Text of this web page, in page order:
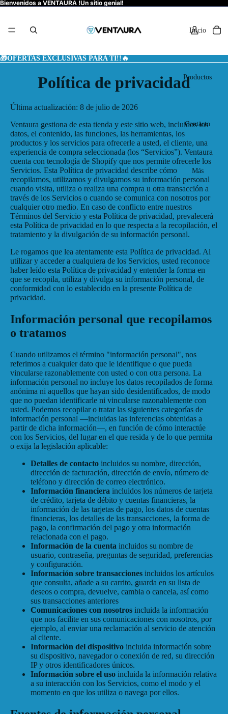
Bienvenidos a VENTAURA !Un sitio genial!
Inicio
Productos
Contacto
Más
🎁OFERTAS EXCLUSIVAS PARA TI!!🔥
Política de privacidad
Última actualización: 8 de julio de 2026
Ventaura gestiona de esta tienda y este sitio web, incluidos los
datos, el contenido, las funciones, las herramientas, los
productos y los servicios para ofrecerle a usted, el cliente, una
experiencia de compra seleccionada (los “Servicios”). Ventaura
cuenta con tecnología de Shopify que nos permite ofrecerle los
Servicios. Esta Política de privacidad describe cómo
recopilamos, utilizamos y divulgamos su información personal
cuando visita, utiliza o realiza una compra u otra transacción a
través de los Servicios o cuando se comunica con nosotros por
cualquier otro medio. En caso de conflicto entre nuestros
Términos del Servicio y esta Política de privacidad, prevalecerá
esta Política de privacidad en lo que respecta a la recopilación, el
tratamiento y la divulgación de su información personal.
Le rogamos que lea atentamente esta Política de privacidad. Al
utilizar y acceder a cualquiera de los Servicios, usted reconoce
haber leído esta Política de privacidad y entender la forma en
que se recopila, utiliza y divulga su información personal, de
conformidad con lo establecido en la presente Política de
privacidad.
Información personal que recopilamos
o tratamos
Cuando utilizamos el término "información personal", nos
referimos a cualquier dato que le identifique o que pueda
vincularse razonablemente con usted o con otra persona. La
información personal no incluye los datos recopilados de forma
anónima ni aquellos que hayan sido desidentificados, de modo
que no puedan identificarle ni vincularse razonablemente con
usted. Podemos recopilar o tratar las siguientes categorías de
información personal —incluidas las inferencias obtenidas a
partir de dicha información—, en función de cómo interactúe
con los Servicios, del lugar en el que resida y de lo que permita
o exija la legislación aplicable:
Detalles de contacto incluidos su nombre, dirección,
dirección de facturación, dirección de envío, número de
teléfono y dirección de correo electrónico.
Información financiera incluidos los números de tarjeta
de crédito, tarjeta de débito y cuentas financieras, la
información de las tarjetas de pago, los datos de cuentas
financieras, los detalles de las transacciones, la forma de
pago, la confirmación del pago y otra información
relacionada con el pago.
Información de la cuenta incluidos su nombre de
usuario, contraseña, preguntas de seguridad, preferencias
y configuración.
Información sobre transacciones incluidos los artículos
que consulta, añade a su carrito, guarda en su lista de
deseos o compra, devuelve, cambia o cancela, así como
sus transacciones anteriores
Comunicaciones con nosotros incluida la información
que nos facilite en sus comunicaciones con nosotros, por
ejemplo, al enviar una reclamación al servicio de atención
al cliente.
Información del dispositivo incluida información sobre
su dispositivo, navegador o conexión de red, su dirección
IP y otros identificadores únicos.
Información sobre el uso incluida la información relativa
a su interacción con los Servicios, como el modo y el
momento en que los utiliza o navega por ellos.